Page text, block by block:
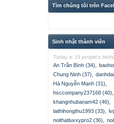
Tìm chúng tôi trên
Sinh nhật thành viên
Today is 19 people's
An Trần Bình (34)
Chung Ninh (37)
Hà Nguyễn Mạnh (31)
hsccompany237168 (40)
khangnhubanam42 (46)
laithihongthu1993 (33)
noithatluxxypro2 (36)